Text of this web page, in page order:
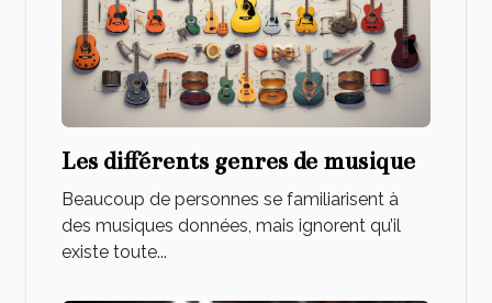
Les différents genres de musique
Beaucoup de personnes se familiarisent à
des musiques données, mais ignorent qu’il
existe toute...